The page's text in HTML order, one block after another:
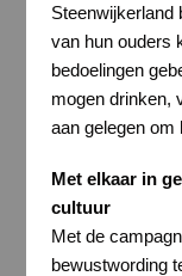
Steenwijkerland
van hun ouders
bedoelingen
mogen drinken,
aan gelegen om
Met elkaar in
cultuur
Met de
bewustwording